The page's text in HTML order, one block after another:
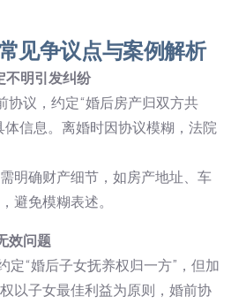
见争议点与案例解析
不明引发纠纷
协议，约定“婚后房产归双方共
体信息。离婚时因协议模糊，法院
需明确财产细节，如房产地址、车
避免模糊表述。
效问题
定“婚后子女抚养权归一方”，但加
以子女最佳利益为原则，婚前协